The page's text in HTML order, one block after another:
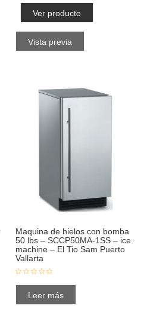
Ver producto
Vista previa
Maquina de hielos con bomba
50 lbs – SCCP50MA-1SS – ice
machine – El Tio Sam Puerto
Vallarta
Leer más